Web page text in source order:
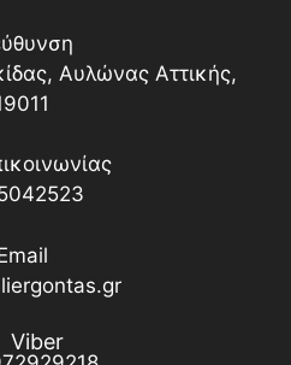
Αυλώνας Αττικής,
Viber